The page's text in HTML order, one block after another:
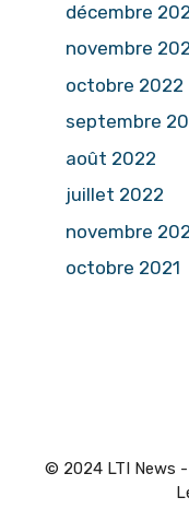
décembre
novembre
octobre 2022
septembre
août 2022
juillet 2022
novembre
octobre 2021
© 2024 LTI News